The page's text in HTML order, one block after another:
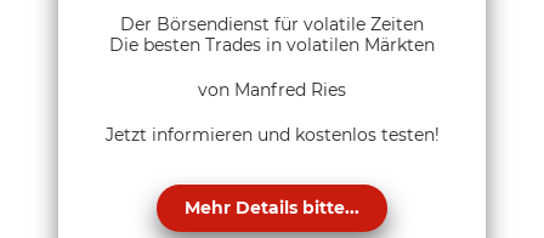
Der Börsendienst für volatile Zeiten
Die besten Trades in volatilen Märkten
von Manfred Ries
Jetzt informieren und kostenlos testen!
Mehr Details bitte...